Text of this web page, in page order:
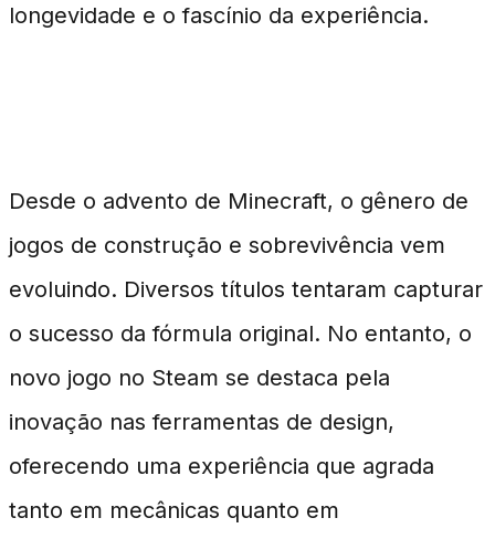
longevidade e o fascínio da experiência.
Desde o advento de Minecraft, o gênero de
jogos de construção e sobrevivência vem
evoluindo. Diversos títulos tentaram capturar
o sucesso da fórmula original. No entanto, o
novo jogo no Steam se destaca pela
inovação nas ferramentas de design,
oferecendo uma experiência que agrada
tanto em mecânicas quanto em